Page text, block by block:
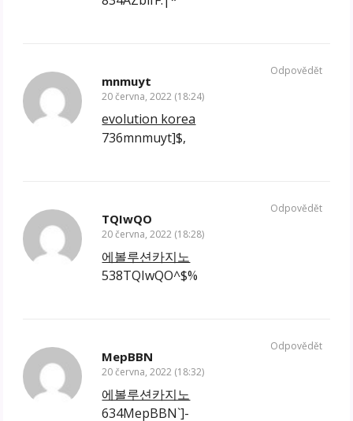
mnmuyt
20 června, 2022 (18:24)
evolution korea
736mnmuyt]$,
Odpovědět
TQIwQO
20 června, 2022 (18:28)
에볼루션카지노
538TQIwQO^$%
Odpovědět
MepBBN
20 června, 2022 (18:32)
에볼루션카지노
634MepBBN`]-
Odpovědět